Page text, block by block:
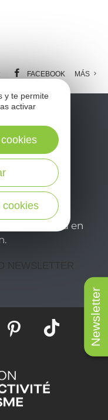
Newsletter
FACEBOOK MÁS
nuestro
y
para
su estancia en
NEWSLETTER
y te permite
activar
cookies